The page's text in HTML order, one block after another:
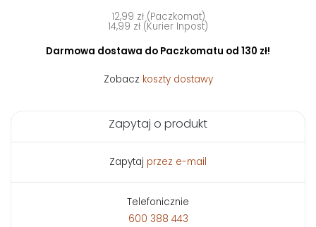
12,99 zł (Paczkomat)
14,99 zł (Kurier Inpost)
Darmowa dostawa do Paczkomatu od 130 zł!
Zobacz koszty dostawy
Zapytaj o produkt
Zapytaj przez e-mail
Telefonicznie
600 388 443